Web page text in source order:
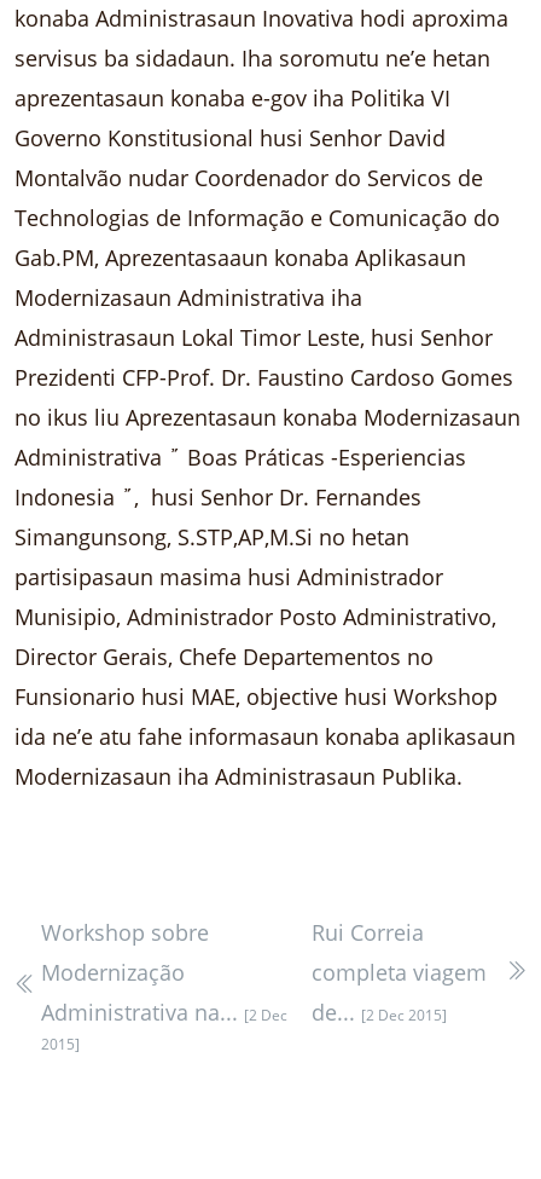
konaba Administrasaun Inovativa hodi aproxima
servisus ba sidadaun. Iha soromutu ne’e hetan
aprezentasaun konaba e-gov iha Politika VI
Governo Konstitusional husi Senhor David
Montalvão nudar Coordenador do Servicos de
Technologias de Informação e Comunicação do
Gab.PM, Aprezentasaaun konaba Aplikasaun
Modernizasaun Administrativa iha
Administrasaun Lokal Timor Leste, husi Senhor
Prezidenti CFP-Prof. Dr. Faustino Cardoso Gomes
no ikus liu Aprezentasaun konaba Modernizasaun
Administrativa ῎ Boas Práticas -Esperiencias
Indonesia ῎, husi Senhor Dr. Fernandes
Simangunsong, S.STP,AP,M.Si no hetan
partisipasaun masima husi Administrador
Munisipio, Administrador Posto Administrativo,
Director Gerais, Chefe Departementos no
Funsionario husi MAE, objective husi Workshop
ida ne’e atu fahe informasaun konaba aplikasaun
Modernizasaun iha Administrasaun Publika.
Workshop sobre
Modernização
Administrativa na... [2 Dec
2015]
Rui Correia
completa viagem
de... [2 Dec 2015]